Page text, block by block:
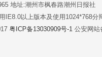
地址:潮州市枫春路潮州日报社
IE8.0以上版本及使用1024*768分
粤ICP备13030909号-1 公安网站